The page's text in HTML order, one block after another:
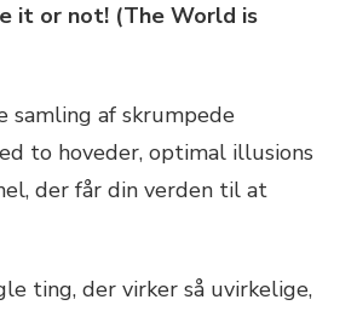
it or not! (The World is
samling af skrumpede
to hoveder, optimal illusions
der får din verden til at
ting, der virker så uvirkelige,